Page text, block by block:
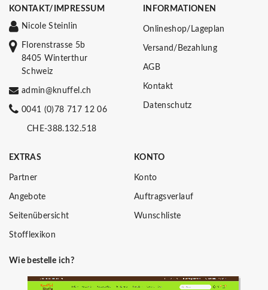
KONTAKT/IMPRESSUM
Nicole Steinlin
Florenstrasse 5b
8405 Winterthur
Schweiz
admin@knuffel.ch
0041 (0)78 717 12 06
CHE-388.132.518
INFORMATIONEN
Onlineshop/Lageplan
Versand/Bezahlung
AGB
Kontakt
Datenschutz
EXTRAS
Partner
Angebote
Seitenübersicht
Stofflexikon
KONTO
Konto
Auftragsverlauf
Wunschliste
Wie bestelle ich?